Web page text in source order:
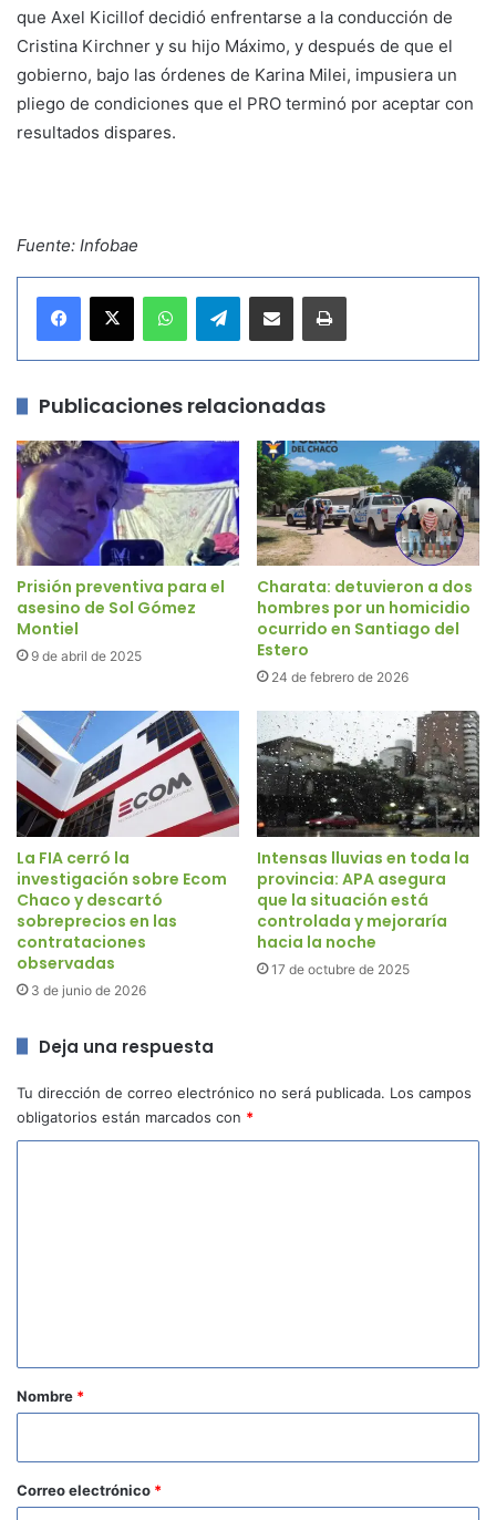
que Axel Kicillof decidió enfrentarse a la conducción de
Cristina Kirchner y su hijo Máximo, y después de que el
gobierno, bajo las órdenes de Karina Milei, impusiera un
pliego de condiciones que el PRO terminó por aceptar con
resultados dispares.
Fuente: Infobae
Telegram
Publicaciones relacionadas
Prisión preventiva para el
asesino de Sol Gómez
Montiel
9 de abril de 2025
Charata: detuvieron a dos
hombres por un homicidio
ocurrido en Santiago del
Estero
24 de febrero de 2026
La FIA cerró la
investigación sobre Ecom
Chaco y descartó
sobreprecios en las
contrataciones
observadas
3 de junio de 2026
Intensas lluvias en toda la
provincia: APA asegura
que la situación está
controlada y mejoraría
hacia la noche
17 de octubre de 2025
Deja una respuesta
Tu dirección de correo electrónico no será publicada. Los campos
obligatorios están marcados con *
r
*
Nombre *
Correo electrónico *